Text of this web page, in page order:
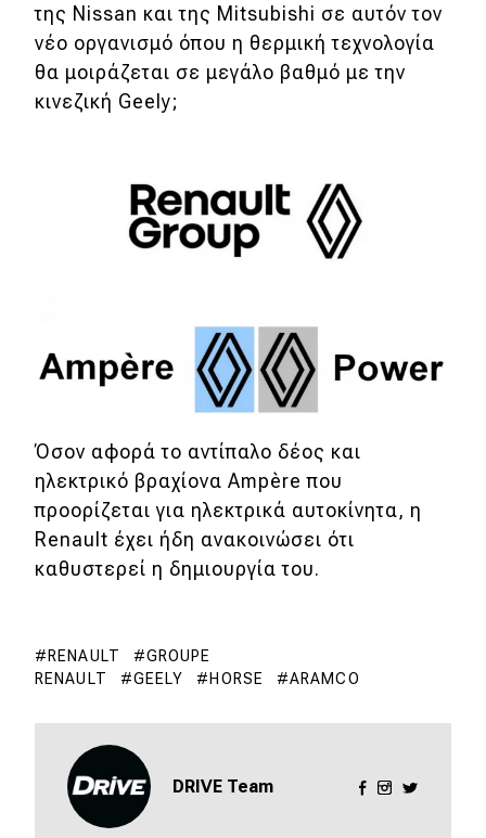
της Nissan και της Mitsubishi σε αυτόν τον
νέο οργανισμό όπου η θερμική τεχνολογία
θα μοιράζεται σε μεγάλο βαθμό με την
κινεζική Geely;
Όσον αφορά το αντίπαλο δέος και
ηλεκτρικό βραχίονα Ampère που
προορίζεται για ηλεκτρικά αυτοκίνητα, η
Renault έχει ήδη ανακοινώσει ότι
καθυστερεί η δημιουργία του.
RENAULT
GROUPE
RENAULT
GEELY HORSE ARAMCO
DRIVE Team